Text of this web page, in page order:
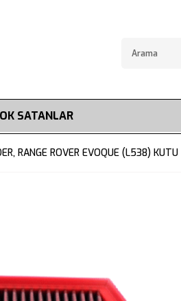
SATANLAR
RANGE ROVER EVOQUE (L538)